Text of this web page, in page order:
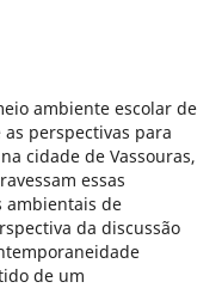
ambiente escolar de
as perspectivas para
cidade de Vassouras,
essas
ambientais de
da discussão
de um